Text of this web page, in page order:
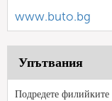
www.buto.bg
Упътвания
Подредете филийките